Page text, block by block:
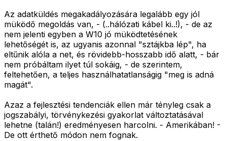
Az adatküldés megakadályozására legalább egy jól
müködő megoldás van, - (..hálózati kábel ki..!), - de az
nem jelenti egyben a W10 jó müködtetésének
lehetőségét is, az ugyanis azonnal "sztájkba lép", ha
eltűnik alóla a net, és rövidebb-hosszabb idő alatt, - bár
nem próbáltam ilyet túl sokáig, - de szerintem,
feltehetően, a teljes használhatatlanságig "meg is adná
magát".
Azaz a fejlesztési tendenciák ellen már tényleg csak a
jogszabályi, törvénykezési gyakorlat változtatásával
lehetne (talán!) eredményesen harcolni. - Amerikában! -
De ott érthető módon nem fognak.